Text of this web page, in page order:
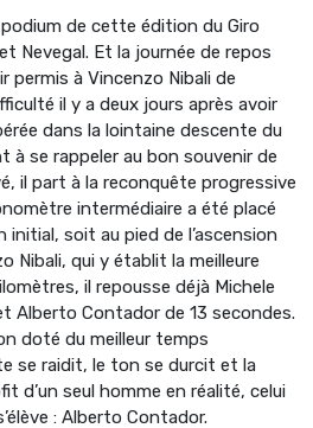
de cette édition du Giro
Nevegal. Et la journée de repos
permis à Vincenzo Nibali de
il y a deux jours après avoir
dans la lointaine descente du
à se rappeler au bon souvenir de
il part à la reconquête progressive
intermédiaire a été placé
soit au pied de l’ascension
Nibali, qui y établit la meilleure
il repousse déjà Michele
Alberto Contador de 13 secondes.
doté du meilleur temps
se raidit, le ton se durcit et la
d’un seul homme en réalité, celui
: Alberto Contador.